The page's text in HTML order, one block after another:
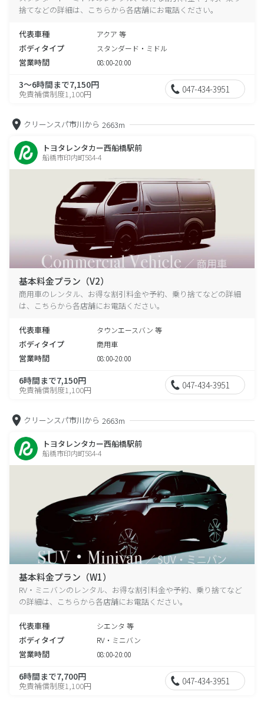
捨てなどの詳細は、こちらから各店舗にお電話ください。
代表車種 アクア 等
ボディタイプ スタンダード・ミドル
営業時間 08:00-20:00
3～6時間まで7,150円
免責補償制度1,100円 047-434-3951
クリーンスパ市川から 2663m
トヨタレンタカー西船橋駅前
船橋市印内町584-4
基本料金プラン（V2）
商用車のレンタル、お得な割引料金や予約、乗り捨てなどの詳細
は、こちらから各店舗にお電話ください。
代表車種 タウンエースバン 等
ボディタイプ 商用車
営業時間 08:00-20:00
6時間まで7,150円
免責補償制度1,100円 047-434-3951
クリーンスパ市川から 2663m
トヨタレンタカー西船橋駅前
船橋市印内町584-4
基本料金プラン（W1）
RV・ミニバンのレンタル、お得な割引料金や予約、乗り捨てなど
の詳細は、こちらから各店舗にお電話ください。
代表車種 シエンタ 等
ボディタイプ RV・ミニバン
営業時間 08:00-20:00
6時間まで7,700円
免責補償制度1,100円 047-434-3951